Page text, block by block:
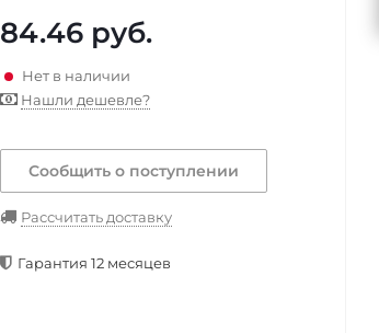
84.46 руб.
Нет в наличии
Нашли дешевле?
Сообщить о поступлении
Рассчитать доставку
Гарантия 12 месяцев